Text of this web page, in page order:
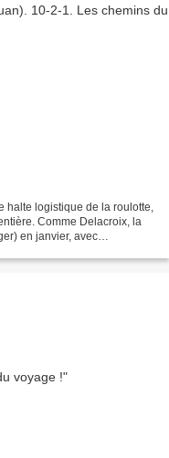
Comme Delacroix, la